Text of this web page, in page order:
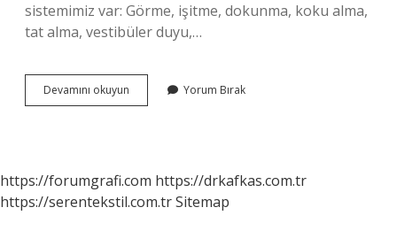
sistemimiz var: Görme, işitme, dokunma, koku alma,
tat alma, vestibüler duyu,…
Devamını okuyun
Tane
Yorum Bırak
https://forumgrafi.com https://drkafkas.com.tr
https://serentekstil.com.trSitemap